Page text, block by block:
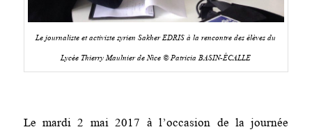
Le journaliste et activiste syrien Sakher EDRIS à la rencontre des élèves du
Lycée Thierry Maulnier de Nice © Patricia BASIN-ÉCALLE
Le mardi 2 mai 2017 à l’occasion de la journée